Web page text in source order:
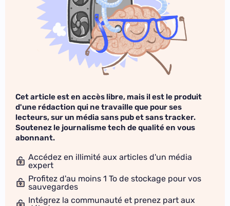
Cet article est en accès libre, mais il est le produit
d'une rédaction qui ne travaille que pour ses
lecteurs, sur un média sans pub et sans tracker.
Soutenez le journalisme tech de qualité en vous
abonnant.
Accédez en illimité aux articles d'un média
expert
Profitez d'au moins 1 To de stockage pour vos
sauvegardes
Intégrez la communauté et prenez part aux